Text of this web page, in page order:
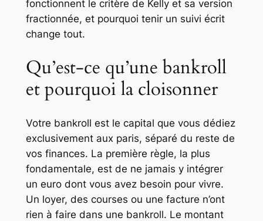
fonctionnent le critère de Kelly et sa version
fractionnée, et pourquoi tenir un suivi écrit
change tout.
Qu’est-ce qu’une bankroll
et pourquoi la cloisonner
Votre bankroll est le capital que vous dédiez
exclusivement aux paris, séparé du reste de
vos finances. La première règle, la plus
fondamentale, est de ne jamais y intégrer
un euro dont vous avez besoin pour vivre.
Un loyer, des courses ou une facture n’ont
rien à faire dans une bankroll. Le montant